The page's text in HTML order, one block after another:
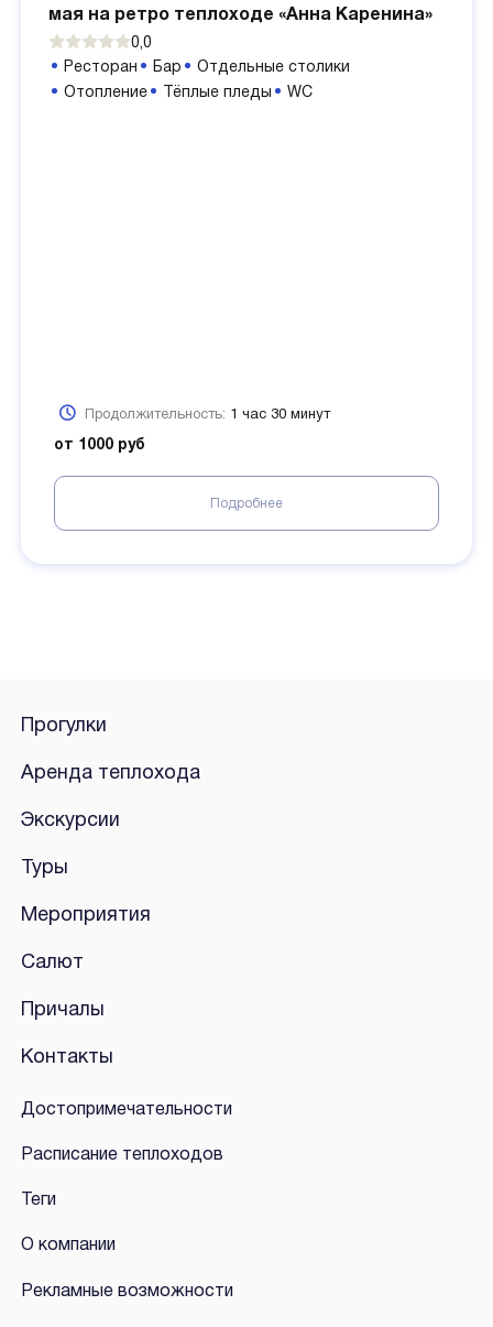
мая на ретро теплоходе «Анна Каренина»
0,0
Ресторан
Бар
Отдельные столики
Отопление
Тёплые пледы WC
Продолжительность: 1 час 30 минут
от 1000 руб
Подробнее
Прогулки
Аренда теплохода
Экскурсии
Туры
Мероприятия
Салют
Причалы
Контакты
Достопримечательности
Расписание теплоходов
Теги
О компании
Рекламные возможности